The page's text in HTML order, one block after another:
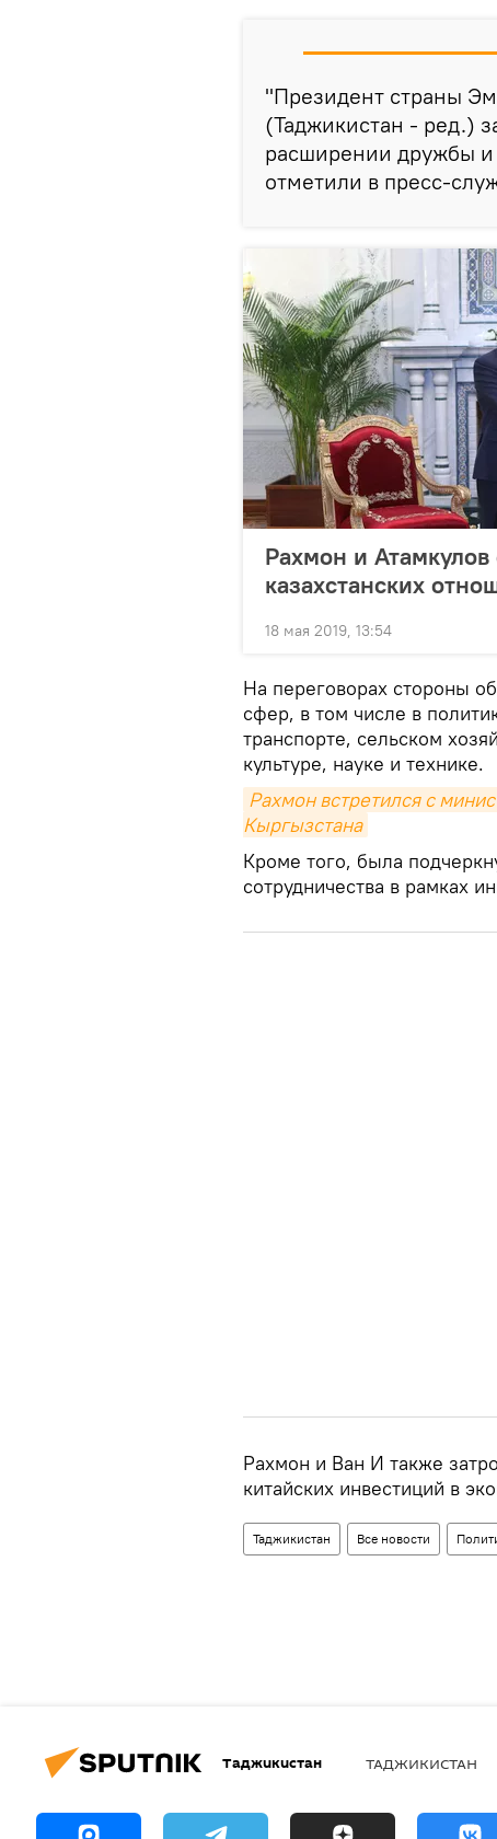
"Президент страны
(Таджикистан - ред.)
расширении дружбы и
отметили в пресс-
Рахмон и
казахстанских
18 мая 2019, 13:54
На переговорах стороны
сфер, в том числе в
транспорте, сельском
культуре, науке и технике.
Рахмон встретился с
Кыргызстана
Кроме того, была
сотрудничества в рамках
Рахмон и Ван И также
китайских инвестиций в
Таджикистан Все новости
Таджикистан ТАДЖИКИСТАН